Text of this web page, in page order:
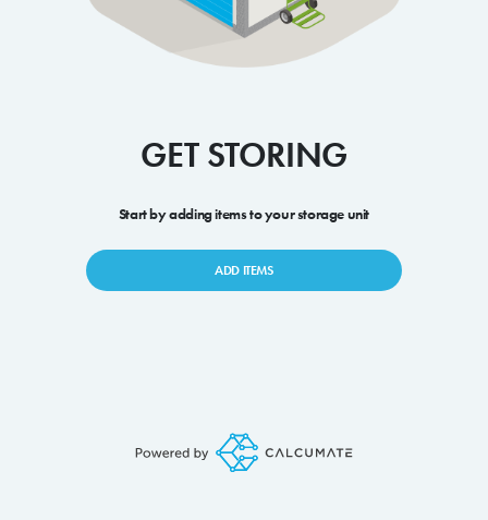
GET STORING
Start by adding items to your storage unit
ADD ITEMS